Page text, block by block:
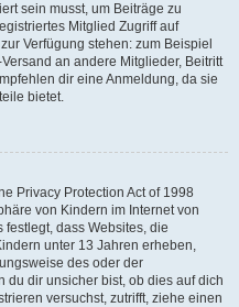
sein musst, um Beiträge zu
Mitglied Zugriff auf
Verfügung stehen: zum Beispiel
an andere Mitglieder, Beitritt
dir eine Anmeldung, da sie
bietet.
Privacy Protection Act of 1998
von Kindern im Internet von
dass Websites, die
unter 13 Jahren erheben,
des oder der
du dir unsicher bist, ob dies auf dich
versuchst, zutrifft, ziehe einen